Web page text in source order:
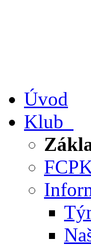
Úvod
Klub